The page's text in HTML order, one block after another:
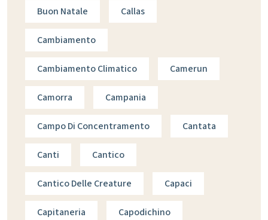
Buon Natale Callas
Cambiamento
Cambiamento Climatico Camerun
Camorra Campania
Campo Di Concentramento Cantata
Canti Cantico
Cantico Delle Creature Capaci
Capitaneria Capodichino